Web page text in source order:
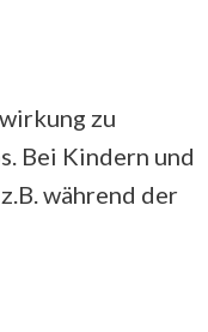
zu
Bei Kindern und
während der